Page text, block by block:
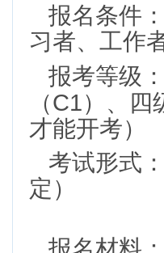
报名条件
习者、工作
报考等级
（C1）、四
才能开考）
考试形式
定）